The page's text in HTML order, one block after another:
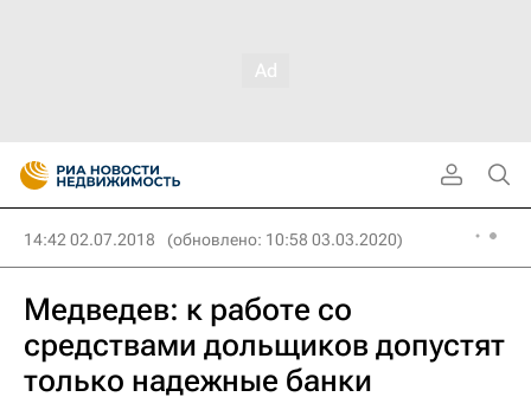
14:42 02.07.2018 (обновлено: 10:58 03.03.2020)
Медведев: к работе со
средствами дольщиков допустят
только надежные банки